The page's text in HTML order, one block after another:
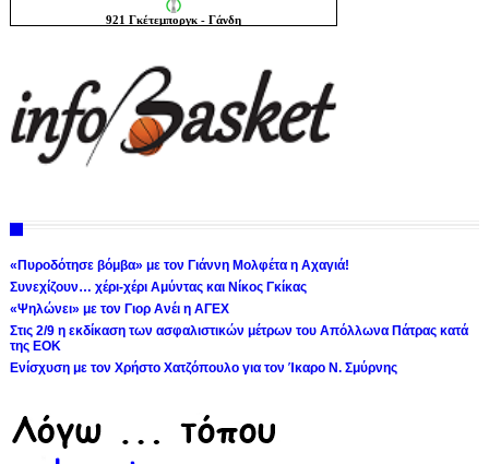
«Πυροδότησε βόμβα» με τον Γιάννη Μολφέτα η Αχαγιά!
Συνεχίζουν… χέρι-χέρι Αμύντας και Νίκος Γκίκας
«Ψηλώνει» με τον Γιορ Ανέι η ΑΓΕΧ
Στις 2/9 η εκδίκαση των ασφαλιστικών μέτρων του Απόλλωνα Πάτρας κατά
της ΕΟΚ
Ενίσχυση με τον Χρήστο Χατζόπουλο για τον Ίκαρο Ν. Σμύρνης